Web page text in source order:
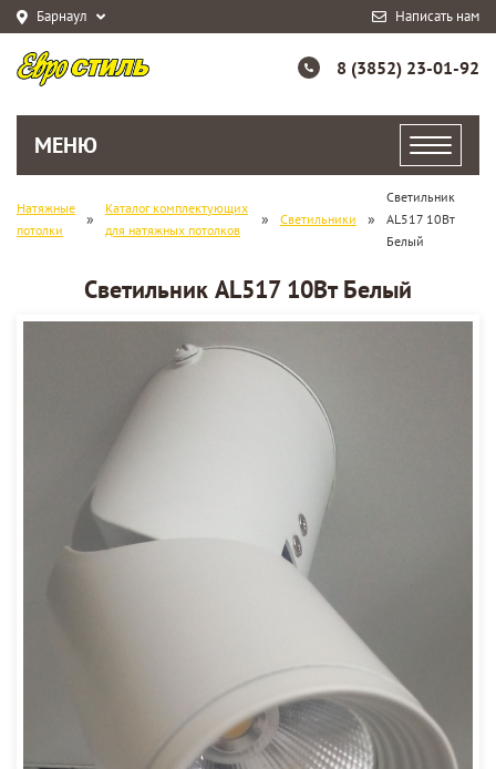
Барнаул Написать нам
8 (3852) 23-01-92
МЕНЮ
Натяжные
потолки
»
Каталог комплектующих
для натяжных потолков
» Светильники »
Светильник
AL517 10Вт
Белый
Светильник AL517 10Вт Белый